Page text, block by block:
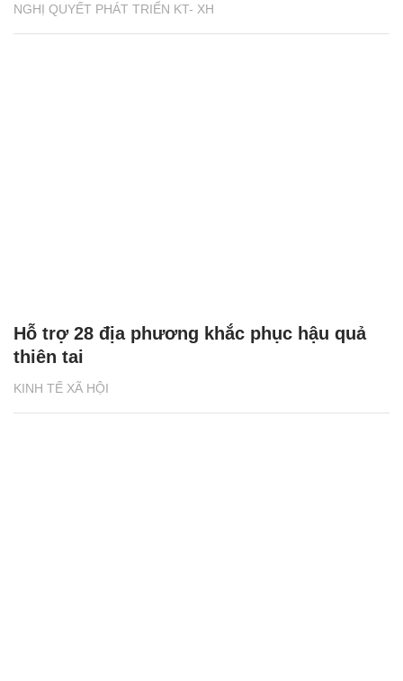
NGHỊ QUYẾT PHÁT TRIỂN KT- XH
KINH TẾ XÃ HỘI
Hỗ trợ 28 địa phương khắc phục hậu quả
thiên tai